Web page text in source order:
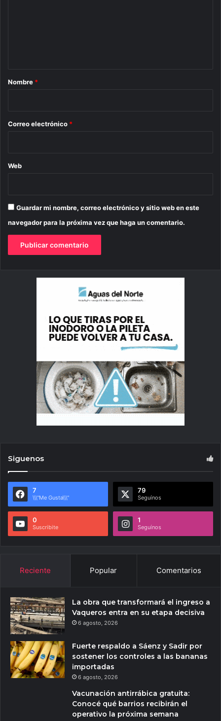
r
*
Nombre *
Correo electrónico *
Web
Guardar mi nombre, correo electrónico y sitio web en este
navegador para la próxima vez que haga un comentario.
Siguenos
7
\\\"Me Gusta\\\"
79
Seguínos
0
Suscribite
1
Seguínos
Reciente Popular Comentarios
La obra que transformará el ingreso a
Vaqueros entra en su etapa decisiva
6 agosto, 2026
Fuerte respaldo a Sáenz y Sadir por
sostener los controles a las bananas
importadas
6 agosto, 2026
Vacunación antirrábica gratuita:
Conocé qué barrios recibirán el
operativo la próxima semana